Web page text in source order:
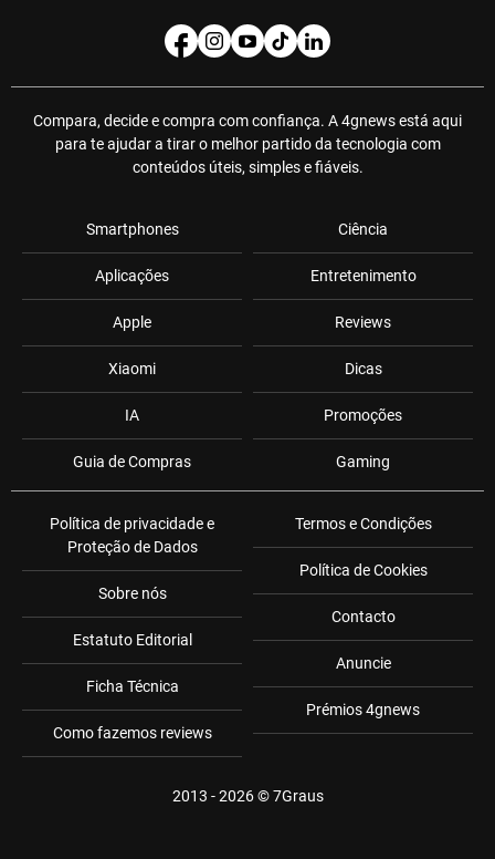
Compara, decide e compra com confiança. A 4gnews está aqui
para te ajudar a tirar o melhor partido da tecnologia com
conteúdos úteis, simples e fiáveis.
Smartphones
Aplicações
Apple
Xiaomi
IA
Guia de Compras
Ciência
Entretenimento
Reviews
Dicas
Promoções
Gaming
Política de privacidade e
Proteção de Dados
Sobre nós
Estatuto Editorial
Ficha Técnica
Como fazemos reviews
Termos e Condições
Política de Cookies
Contacto
Anuncie
Prémios 4gnews
2013 - 2026 ©7Graus